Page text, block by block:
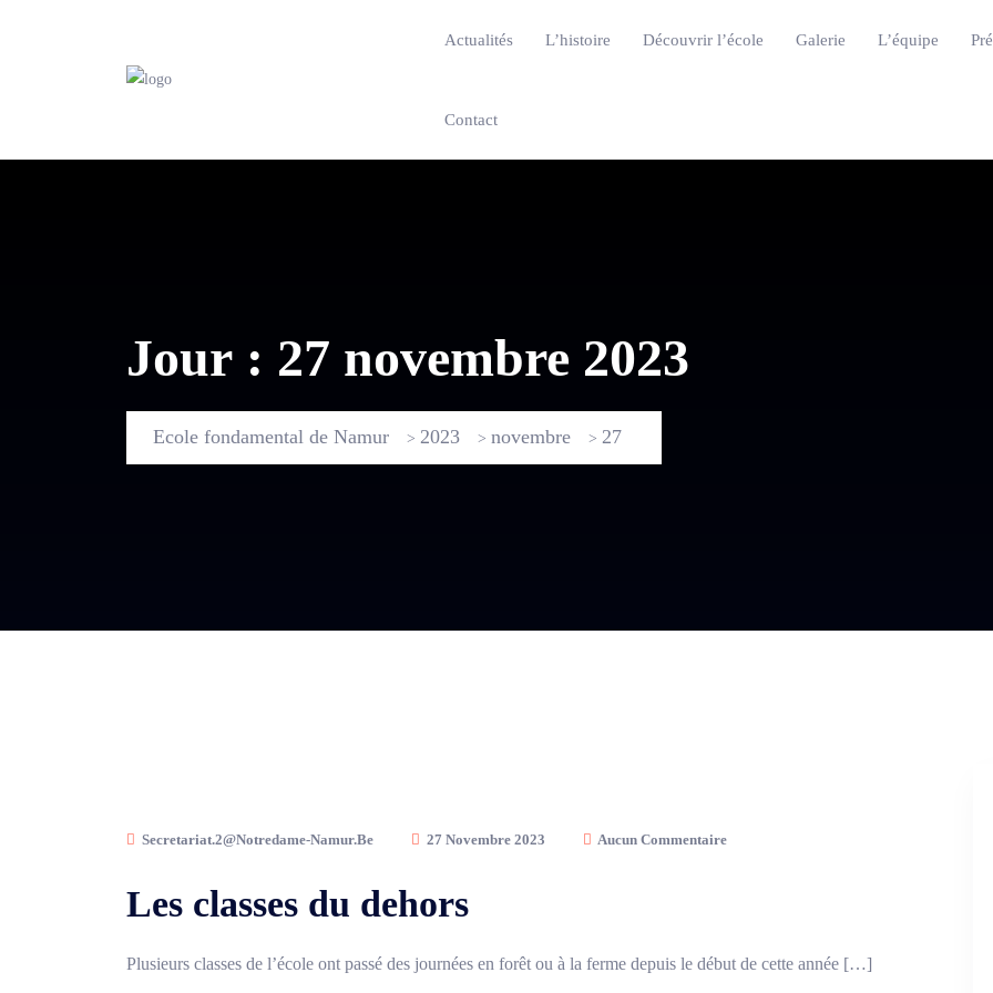
Actualités L’histoire Découvrir l’école Galerie L’équipe
Contact
Jour : 27 novembre 2023
Ecole fondamental de Namur > 2023 > novembre > 27
Secretariat.2@notredame-Namur.be 27 Novembre 2023 Aucun Commentaire
Les classes du dehors
Plusieurs classes de l’école ont passé des journées en forêt ou à la ferme depuis le début de cette année […]